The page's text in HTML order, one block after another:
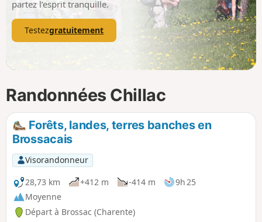
partez l’esprit tranquille.
Testezgratuitement
Randonnées Chillac
Forêts, landes, terres banches en
Brossacais
Visorandonneur
28,73 km
+412 m -414 m
9h 25
Moyenne
Départ à Brossac (Charente)